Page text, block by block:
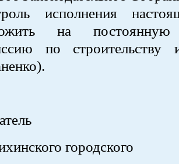
исполнения
на постоянную
по
городского